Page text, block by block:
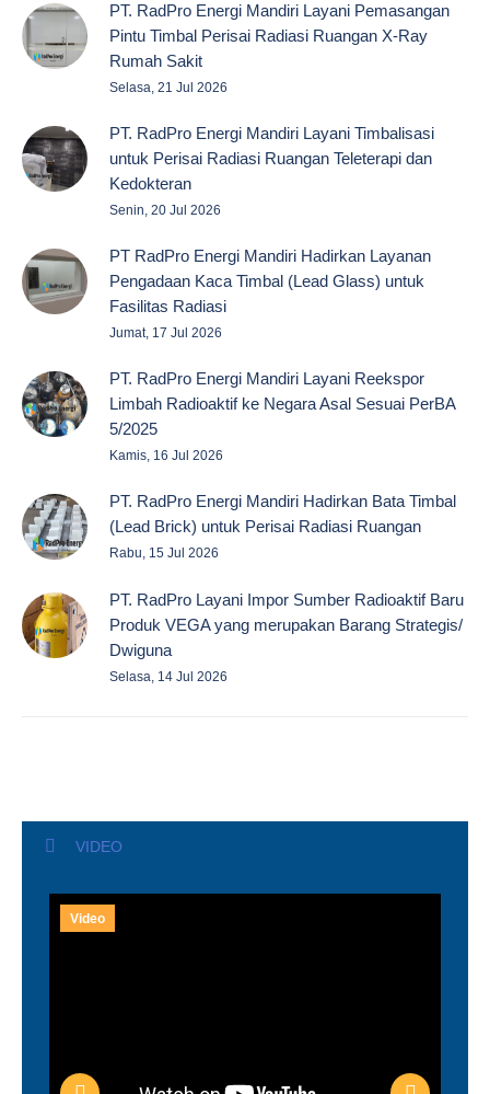
PT. RadPro Energi Mandiri Layani Pemasangan
Pintu Timbal Perisai Radiasi Ruangan X-Ray
Rumah Sakit
Selasa, 21 Jul 2026
PT. RadPro Energi Mandiri Layani Timbalisasi
untuk Perisai Radiasi Ruangan Teleterapi dan
Kedokteran
Senin, 20 Jul 2026
PT RadPro Energi Mandiri Hadirkan Layanan
Pengadaan Kaca Timbal (Lead Glass) untuk
Fasilitas Radiasi
Jumat, 17 Jul 2026
PT. RadPro Energi Mandiri Layani Reekspor
Limbah Radioaktif ke Negara Asal Sesuai PerBA
5/2025
Kamis, 16 Jul 2026
PT. RadPro Energi Mandiri Hadirkan Bata Timbal
(Lead Brick) untuk Perisai Radiasi Ruangan
Rabu, 15 Jul 2026
PT. RadPro Layani Impor Sumber Radioaktif Baru
Produk VEGA yang merupakan Barang Strategis/
Dwiguna
Selasa, 14 Jul 2026
VIDEO
Video